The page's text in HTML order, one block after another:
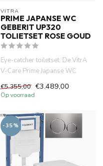
VITRA
PRIME JAPANSE WC
GEBERIT UP320
TOLIETSET ROSE GOUD
Eye-catcher toiletset. De VitrA
V-Care Prime Japanse WC
combineert hig-tech tech...
€5.355,00 €3.489,00
Op voorraad
-35%